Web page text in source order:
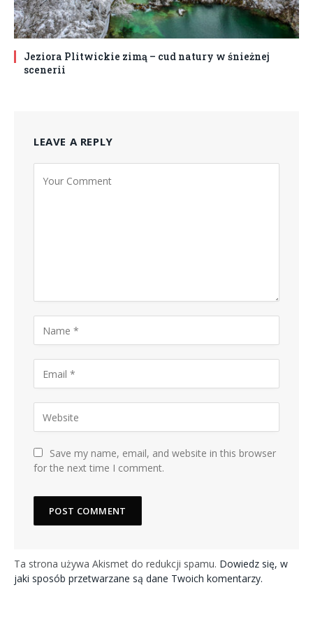
Jeziora Plitwickie zimą – cud natury w śnieżnej
scenerii
LEAVE A REPLY
Save my name, email, and website in this browser
for the next time I comment.
Ta strona używa Akismet do redukcji spamu. Dowiedz się, w
jaki sposób przetwarzane są dane Twoich komentarzy.